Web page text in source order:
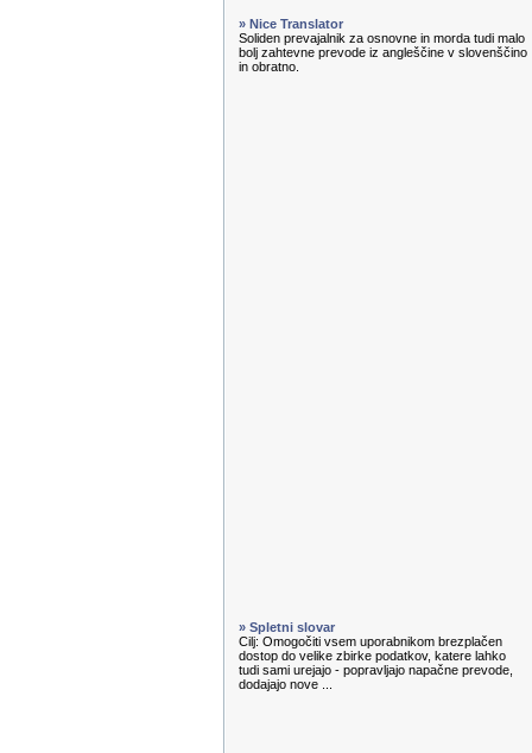
» Nice Translator
Soliden prevajalnik za osnovne in morda tudi malo
bolj zahtevne prevode iz angleščine v slovenščino
in obratno.
» Spletni slovar
Cilj: Omogočiti vsem uporabnikom brezplačen
dostop do velike zbirke podatkov, katere lahko
tudi sami urejajo - popravljajo napačne prevode,
dodajajo nove ...